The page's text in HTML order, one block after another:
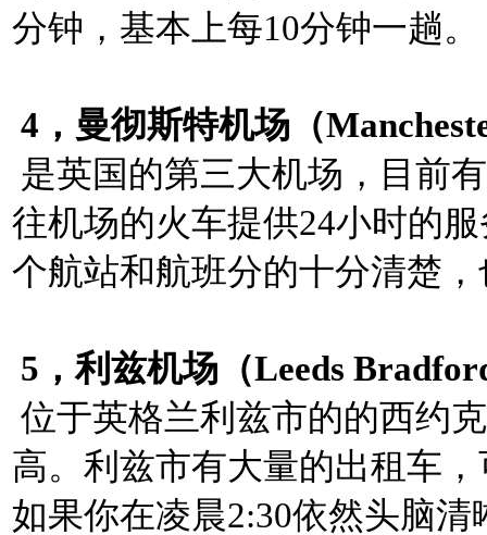
分钟，基本上每10分钟一趟。
4，曼彻斯特机场（
是英国的第三大机场，目前
往机场的火车提供24小时的
个航站和航班分的十分清楚
5，利兹机场（Leeds
位于英格兰利兹市的的西约
高。利兹市有大量的出租车
如果你在凌晨2:30依然头脑